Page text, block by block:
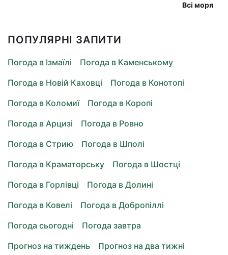
Всі моря
ПОПУЛЯРНІ ЗАПИТИ
Погода в Ізмаїлі
Погода в Каменському
Погода в Новій Каховці
Погода в Конотопі
Погода в Коломиї
Погода в Коропі
Погода в Арцизі
Погода в Ровно
Погода в Стрию
Погода в Шполі
Погода в Краматорську
Погода в Шостці
Погода в Горлівці
Погода в Долині
Погода в Ковелі
Погода в Добропіллі
Погода сьогодні
Погода завтра
Прогноз на тиждень
Прогноз на два тижні